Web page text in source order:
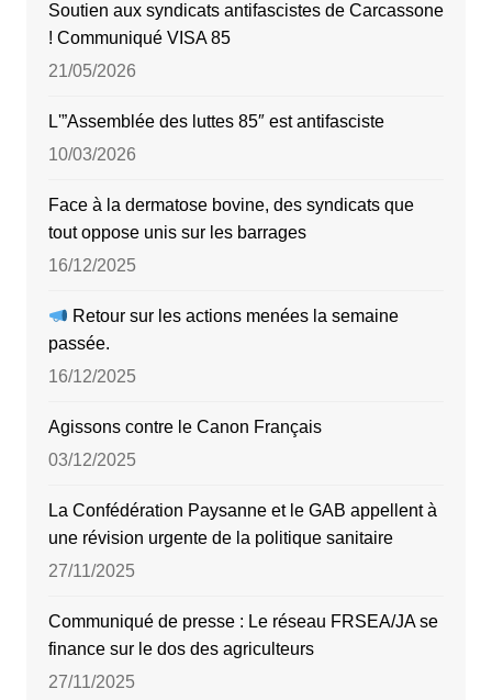
Soutien aux syndicats antifascistes de Carcassone
! Communiqué VISA 85
21/05/2026
L'”Assemblée des luttes 85″ est antifasciste
10/03/2026
Face à la dermatose bovine, des syndicats que
tout oppose unis sur les barrages
16/12/2025
Retour sur les actions menées la semaine
passée.
16/12/2025
Agissons contre le Canon Français
03/12/2025
La Confédération Paysanne et le GAB appellent à
une révision urgente de la politique sanitaire
27/11/2025
Communiqué de presse : Le réseau FRSEA/JA se
finance sur le dos des agriculteurs
27/11/2025